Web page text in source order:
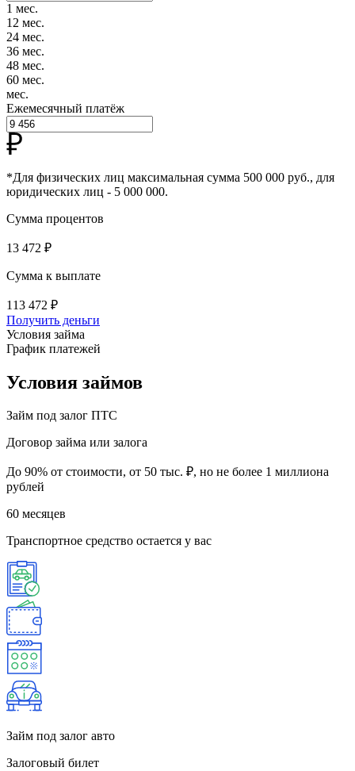
1 мес.
12 мес.
24 мес.
36 мес.
48 мес.
60 мес.
мес.
Ежемесячный платёж
*Для физических лиц максимальная сумма 500 000 руб., для
юридических лиц - 5 000 000.
Сумма процентов
13 472 ₽
Сумма к выплате
113 472 ₽
Получить деньги
Условия займа
График платежей
Условия займов
Займ под залог ПТС
Договор займа или залога
До 90% от стоимости, от 50 тыс. ₽, но не более 1 миллиона
рублей
60 месяцев
Транспортное средство остается у вас
Займ под залог авто
Залоговый билет